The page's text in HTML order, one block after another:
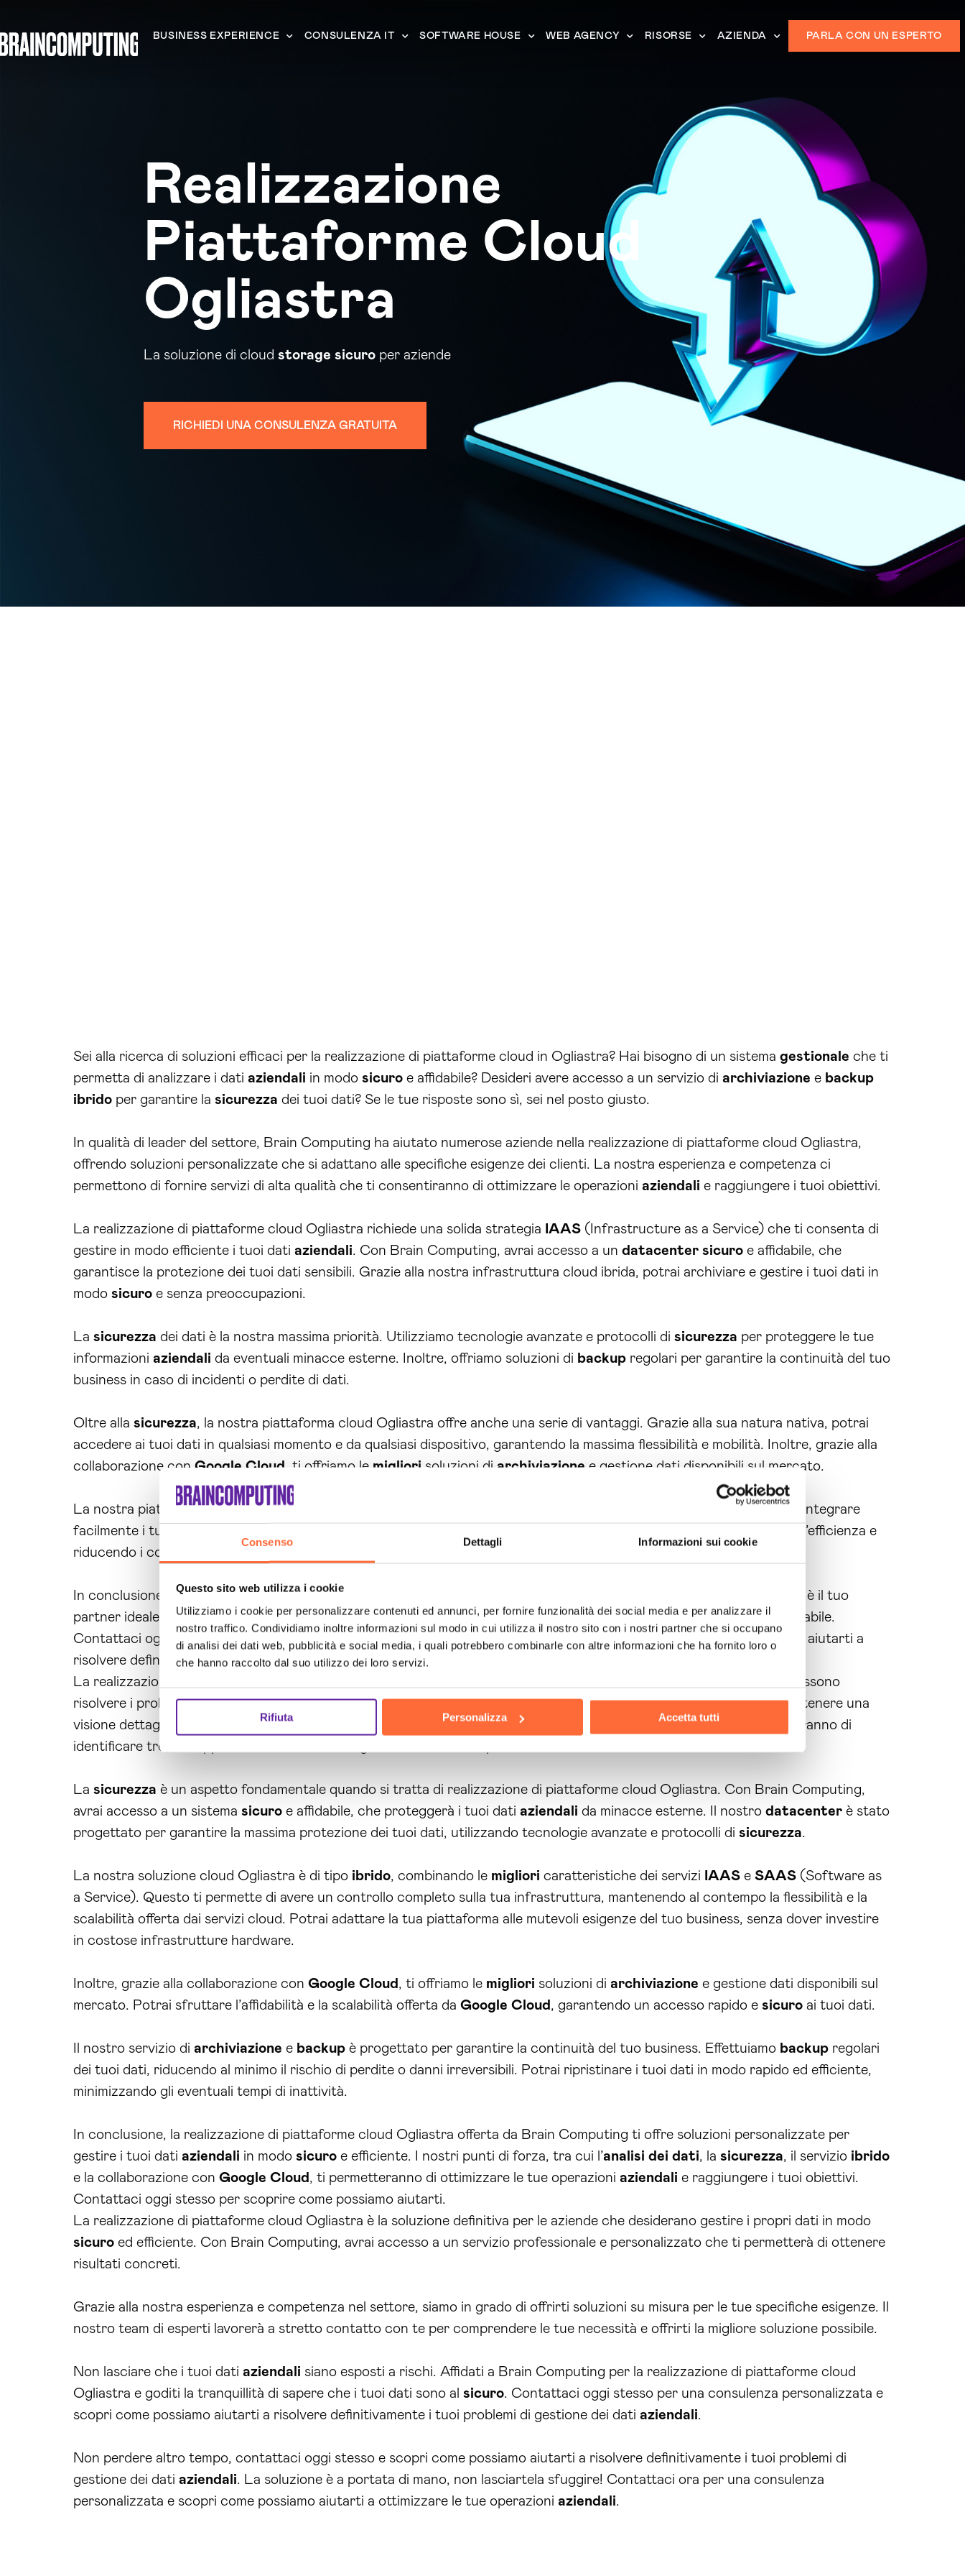
Consenso Dettagli Informazioni sui cookie
Questo sito web utilizza i cookie
Utilizziamo i cookie per personalizzare contenuti ed annunci, per fornire funzionalità dei social media e per analizzare il
nostro traffico. Condividiamo inoltre informazioni sul modo in cui utilizza il nostro sito con i nostri partner che si occupano
di analisi dei dati web, pubblicità e social media, i quali potrebbero combinarle con altre informazioni che ha fornito loro o
che hanno raccolto dal suo utilizzo dei loro servizi.
Rifiuta Personalizza Accetta tutti
BUSINESS EXPERIENCE CONSULENZA IT SOFTWARE HOUSE WEB AGENCY RISORSE AZIENDA PARLA CON UN ESPERTO
Realizzazione
Piattaforme Cloud
Ogliastra
La soluzione di cloud storage sicuro per aziende
RICHIEDI UNA CONSULENZA GRATUITA
Sei alla ricerca di soluzioni efficaci per la realizzazione di piattaforme cloud in Ogliastra? Hai bisogno di un sistema gestionale che ti
permetta di analizzare i dati aziendali in modo sicuro e affidabile? Desideri avere accesso a un servizio di archiviazione e backup
ibrido per garantire la sicurezza dei tuoi dati? Se le tue risposte sono sì, sei nel posto giusto.
In qualità di leader del settore, Brain Computing ha aiutato numerose aziende nella realizzazione di piattaforme cloud Ogliastra,
offrendo soluzioni personalizzate che si adattano alle specifiche esigenze dei clienti. La nostra esperienza e competenza ci
permettono di fornire servizi di alta qualità che ti consentiranno di ottimizzare le operazioni aziendali e raggiungere i tuoi obiettivi.
La realizzazione di piattaforme cloud Ogliastra richiede una solida strategia IAAS (Infrastructure as a Service) che ti consenta di
gestire in modo efficiente i tuoi dati aziendali. Con Brain Computing, avrai accesso a un datacenter sicuro e affidabile, che
garantisce la protezione dei tuoi dati sensibili. Grazie alla nostra infrastruttura cloud ibrida, potrai archiviare e gestire i tuoi dati in
modo sicuro e senza preoccupazioni.
La sicurezza dei dati è la nostra massima priorità. Utilizziamo tecnologie avanzate e protocolli di sicurezza per proteggere le tue
informazioni aziendali da eventuali minacce esterne. Inoltre, offriamo soluzioni di backup regolari per garantire la continuità del tuo
business in caso di incidenti o perdite di dati.
Oltre alla sicurezza, la nostra piattaforma cloud Ogliastra offre anche una serie di vantaggi. Grazie alla sua natura nativa, potrai
accedere ai tuoi dati in qualsiasi momento e da qualsiasi dispositivo, garantendo la massima flessibilità e mobilità. Inoltre, grazie alla
collaborazione con Google Cloud , ti offriamo le migliori soluzioni di archiviazione e gestione dati disponibili sul mercato.
La nostra piattaforma cloud Ogliastra è inoltre compatibile con i principali sistemi
sul mercato, consentendoti di integrare
facilmente i tuoi processi
, migliorando l’efficienza e
riducendo i costi.
In conclusione, se stai cercando soluzioni efficaci per la realizzazione di piattaforme cloud Ogliastra, Brain Computing è il tuo
partner ideale. Offriamo servizi professionali che ti permetteranno di gestire i tuoi datiaziendaliin modosicuro e affidabile.
Contattaci oggi stesso per una consulenza personalizzata o per ulteriori informazioni sui servizi offerti. Siamo pronti a aiutarti a
risolvere definitivamente i tuoi problemi e ad ottimizzare le tue operazioni
La realizzazione di piattaforme cloud Ogliastra offerta da Brain Computing presenta una serie di punti di forza che possono
risolvere i problemi specifici delle aziende. Innanzitutto, grazie al nostro servizio di analisi dei dati aziendali, potrai ottenere una
visione dettagliata delle tue operazioni e prendere decisioni informate. I nostri strumenti di analisi avanzati ti permetteranno di
identificare trend e opportunità di crescita, migliorando la tua competitività sul mercato.
La sicurezza è un aspetto fondamentale quando si tratta di realizzazione di piattaforme cloud Ogliastra. Con Brain Computing,
avrai accesso a un sistema sicuro e affidabile, che proteggerà i tuoi dati aziendali da minacce esterne. Il nostro datacenter è stato
progettato per garantire la massima protezione dei tuoi dati, utilizzando tecnologie avanzate e protocolli di sicurezza.
La nostra soluzione cloud Ogliastra è di tipo ibrido, combinando le migliori caratteristiche dei servizi IAAS e SAAS (Software as
a Service). Questo ti permette di avere un controllo completo sulla tua infrastruttura, mantenendo al contempo la flessibilità e la
scalabilità offerta dai servizi cloud. Potrai adattare la tua piattaforma alle mutevoli esigenze del tuo business, senza dover investire
in costose infrastrutture hardware.
Inoltre, grazie alla collaborazione con Google Cloud , ti offriamo le migliori soluzioni di archiviazione e gestione dati disponibili sul
mercato. Potrai sfruttare l’affidabilità e la scalabilità offerta da Google Cloud , garantendo un accesso rapido e sicuro ai tuoi dati.
Il nostro servizio di archiviazione e backup è progettato per garantire la continuità del tuo business. Effettuiamo backup regolari
dei tuoi dati, riducendo al minimo il rischio di perdite o danni irreversibili. Potrai ripristinare i tuoi dati in modo rapido ed efficiente,
minimizzando gli eventuali tempi di inattività.
In conclusione, la realizzazione di piattaforme cloud Ogliastra offerta da Brain Computing ti offre soluzioni personalizzate per
gestire i tuoi dati aziendali in modo sicuro e efficiente. I nostri punti di forza, tra cui l’analisi dei dati, la sicurezza, il servizio ibrido
e la collaborazione con Google Cloud , ti permetteranno di ottimizzare le tue operazioni aziendali e raggiungere i tuoi obiettivi.
Contattaci oggi stesso per scoprire come possiamo aiutarti.
La realizzazione di piattaforme cloud Ogliastra è la soluzione definitiva per le aziende che desiderano gestire i propri dati in modo
sicuro ed efficiente. Con Brain Computing, avrai accesso a un servizio professionale e personalizzato che ti permetterà di ottenere
risultati concreti.
Grazie alla nostra esperienza e competenza nel settore, siamo in grado di offrirti soluzioni su misura per le tue specifiche esigenze. Il
nostro team di esperti lavorerà a stretto contatto con te per comprendere le tue necessità e offrirti la migliore soluzione possibile.
Non lasciare che i tuoi dati aziendali siano esposti a rischi. Affidati a Brain Computing per la realizzazione di piattaforme cloud
Ogliastra e goditi la tranquillità di sapere che i tuoi dati sono al sicuro. Contattaci oggi stesso per una consulenza personalizzata e
scopri come possiamo aiutarti a risolvere definitivamente i tuoi problemi di gestione dei dati aziendali.
Non perdere altro tempo, contattaci oggi stesso e scopri come possiamo aiutarti a risolvere definitivamente i tuoi problemi di
gestione dei dati aziendali. La soluzione è a portata di mano, non lasciartela sfuggire! Contattaci ora per una consulenza
personalizzata e scopri come possiamo aiutarti a ottimizzare le tue operazioni aziendali.